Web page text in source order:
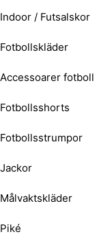
Indoor / Futsalskor
Fotbollskläder
Accessoarer fotboll
Fotbollsshorts
Fotbollsstrumpor
Jackor
Målvaktskläder
Piké